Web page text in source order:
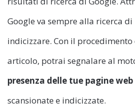
Google va sempre alla ricerca
indicizzare. Con il
articolo, potrai segnalare al
presenza delle tue pagine web
scansionate e indicizzate.